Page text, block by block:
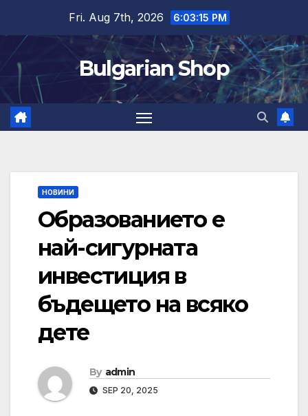
content
Fri. Aug 7th, 2026 6:03:15 PM
Bulgarian Shop
НОВИНИ
Образованието е
най-сигурната
инвестиция в
бъдещето на всяко
дете
By admin
SEP 20, 2025